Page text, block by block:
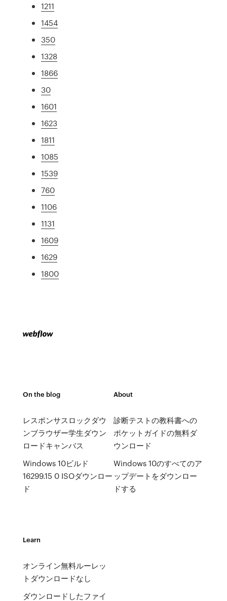
1211
1454
350
1328
1866
30
1601
1623
1811
1085
1539
760
1106
1131
1609
1629
1800
On the blog
レスポンサスロックダウ
ンブラウザー学生ダウン
ロードキャンバス
Windows 10ビルド
16299.15 0 ISOダウンロー
ド
About
診断テストの教科書への
ポケットガイドの無料ダ
ウンロード
Windows 10のすべてのア
ップデートをダウンロー
ドする
Learn
オンライン無料ルーレッ
トダウンロードなし
ダウンロードしたファイ